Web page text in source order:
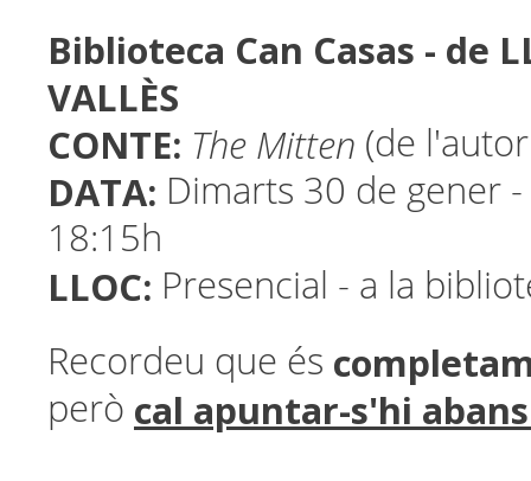
Biblioteca Can Casas - de
VALLÈS
CONTE: The Mitten (de
DATA: Dimarts 30 de gener
18:15h
LLOC: Presencial - a la
Recordeu que és
però cal apuntar-s'hi